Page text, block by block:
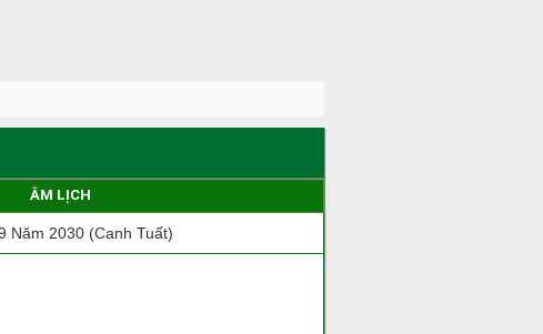
ÂM LỊCH
Năm 2030 (Canh Tuất)